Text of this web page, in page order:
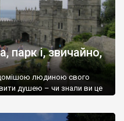
парк і, звичайно,
людиною свого
душею – чи знали ви це